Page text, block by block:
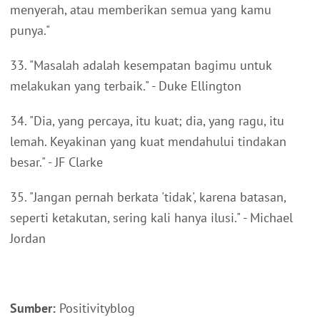
menyerah, atau memberikan semua yang kamu
punya."
33. "Masalah adalah kesempatan bagimu untuk
melakukan yang terbaik." - Duke Ellington
34. "Dia, yang percaya, itu kuat; dia, yang ragu, itu
lemah. Keyakinan yang kuat mendahului tindakan
besar." - JF Clarke
35. "Jangan pernah berkata 'tidak', karena batasan,
seperti ketakutan, sering kali hanya ilusi." - Michael
Jordan
Sumber: Positivityblog